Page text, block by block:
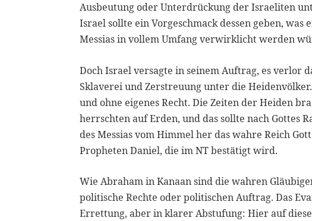
Ausbeutung oder Unterdrückung der Israeliten
Israel sollte ein Vorgeschmack dessen geben,
Messias in vollem Umfang verwirklicht werden
Doch Israel versagte in seinem Auftrag, es
Sklaverei und Zerstreuung unter die
und ohne eigenes Recht. Die Zeiten der Heiden
herrschten auf Erden, und das sollte nach Gottes
des Messias vom Himmel her das wahre Reich
Propheten Daniel, die im NT bestätigt wird.
Wie Abraham in Kanaan sind die wahren
politische Rechte oder politischen Auftrag. Das
Errettung, aber in klarer Abstufung: Hier auf